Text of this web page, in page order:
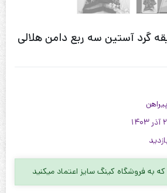
گرد آستین سه ربع دامن هلالی
به فروشگاه کینگ سایز اعتماد میکنید